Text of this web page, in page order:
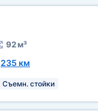
92 м³
235 км
Съемн. стойки